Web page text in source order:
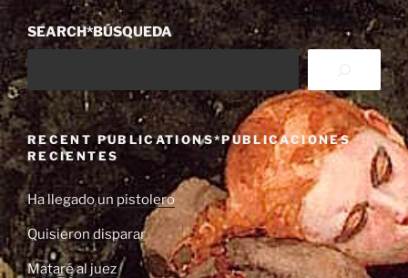
SEARCH*BÚSQUEDA
RECENT PUBLICATIONS*PUBLICACIONES
RECIENTES
Ha llegado un pistolero
Quisieron disparar
Mataré al juez